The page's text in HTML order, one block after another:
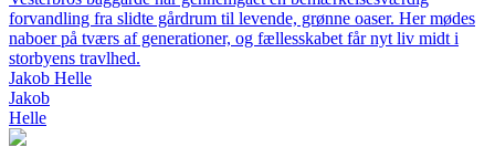
forvandling fra slidte gårdrum til levende, grønne oaser. Her mødes
naboer på tværs af generationer, og fællesskabet får nyt liv midt i
storbyens travlhed.
Jakob Helle
Jakob
Helle